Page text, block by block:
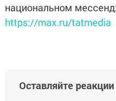
национальном
https://max.ru/tatmedia
Оставляйте реакции